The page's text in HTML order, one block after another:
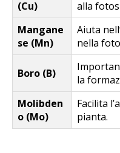
(Cu)
alla
Mangane
se (Mn)
Aiuta
nella
Boro (B)
la
Molibden
o (Mo)
Facilita
pianta.